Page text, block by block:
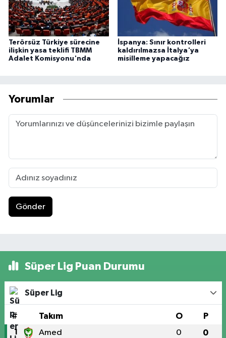
Terörsüz Türkiye sürecine
ilişkin yasa teklifi TBMM
Adalet Komisyonu'nda
İspanya: Sınır kontrolleri
kaldırılmazsa İtalya'ya
misilleme yapacağız
Yorumlar
Gönder
Süper Lig Puan Durumu
Süper Lig
# Takım O P
1 Amed 0 0